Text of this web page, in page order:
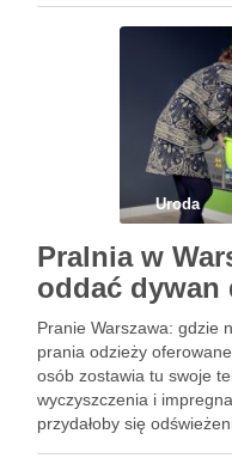
wyrażania siebie, ale …
Uroda
Pralnia w
oddać dywan
Pranie Warszawa: gdzie
prania odzieży
osób zostawia tu swoje
wyczyszczenia i
przydałoby się